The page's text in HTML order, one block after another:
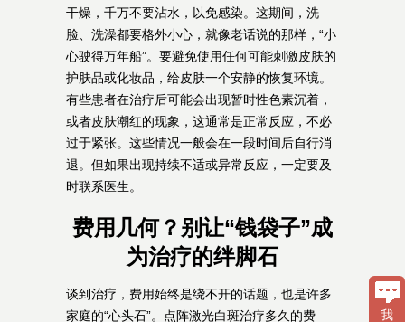
干燥，千万不要沾水，以免感染。这期间，洗
脸、洗澡都要格外小心，就像老话说的那样，“小
心驶得万年船”。要避免使用任何可能刺激皮肤的
护肤品或化妆品，给皮肤一个安静的恢复环境。
有些患者在治疗后可能会出现暂时性色素沉着，
或者皮肤潮红的现象，这通常是正常反应，不必
过于紧张。这些情况一般会在一段时间后自行消
退。但如果出现持续不适或异常反应，一定要及
时联系医生。
费用几何？别让“钱袋子”成
为治疗的绊脚石
谈到治疗，费用始终是绕不开的话题，也是许多
家庭的“心头石”。点阵激光白斑治疗多久的费
我